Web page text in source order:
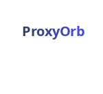
ProxyOrb